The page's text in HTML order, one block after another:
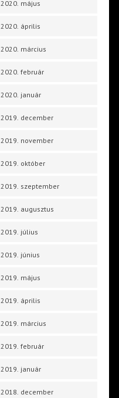
2020. május
2020. április
2020. március
2020. február
2020. január
2019. december
2019. november
2019. október
2019. szeptember
2019. augusztus
2019. július
2019. június
2019. május
2019. április
2019. március
2019. február
2019. január
2018. december